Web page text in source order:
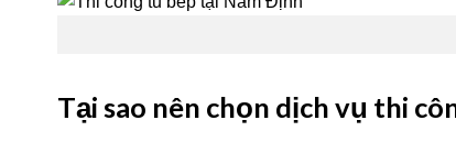
Tại sao nên chọn dịch vụ thi